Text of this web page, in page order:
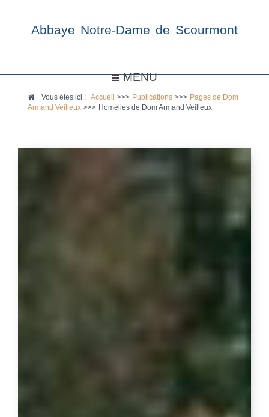
Abbaye Notre-Dame de Scourmont
MENU
Vous êtes ici :Accueil >>> Publications >>> Pages de Dom
Armand Veilleux >>> Homélies de Dom Armand Veilleux